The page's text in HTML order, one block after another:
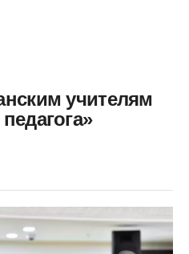
учителям